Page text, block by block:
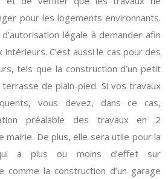
pour les logements environnants.
légale à demander afin
C’est aussi le cas pour des
tels que la construction d’un petit
terrasse de plain-pied. Si vos travaux
vous devez, dans ce cas,
préalable des travaux en 2
mairie. De plus, elle sera utile pour la
a plus ou moins d’effet sur
comme la construction d’un garage